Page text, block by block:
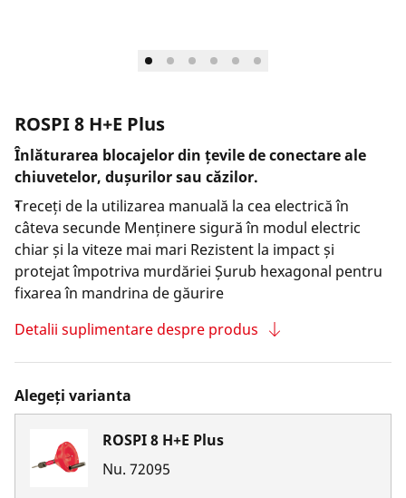
ROSPI 8 H+E Plus
Înlăturarea blocajelor din țevile de conectare ale
chiuvetelor, dușurilor sau căzilor.
Treceți de la utilizarea manuală la cea electrică în
câteva secunde Menținere sigură în modul electric
chiar și la viteze mai mari Rezistent la impact și
protejat împotriva murdăriei Șurub hexagonal pentru
fixarea în mandrina de găurire
Detalii suplimentare despre produs
Alegeți varianta
ROSPI 8 H+E Plus
Nu. 72095